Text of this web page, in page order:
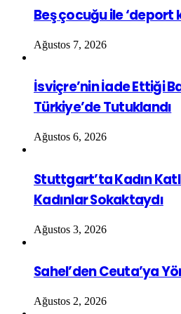
Beş çocuğu ile ‘deport
Ağustos 7, 2026
İsviçre’nin İade Ettiği
Türkiye’de Tutuklandı
Ağustos 6, 2026
Stuttgart’ta Kadın
Kadınlar Sokaktaydı
Ağustos 3, 2026
Sahel’den Ceuta’ya
Ağustos 2, 2026